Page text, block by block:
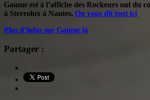
Gaume est à l’affiche des Rockeurs ont du
à Stereolux à Nantes. On vous dit tout ici
Plus d’infos sur Gaume là
Partager :